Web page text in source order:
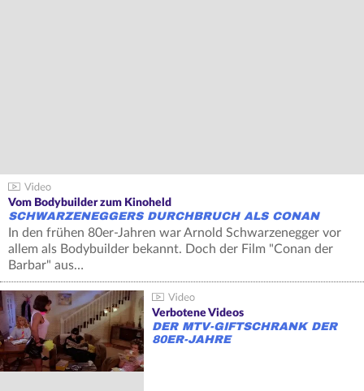
Vom Bodybuilder zum Kinoheld
SCHWARZENEGGERS DURCHBRUCH ALS CONAN
In den frühen 80er-Jahren war Arnold Schwarzenegger vor
allem als Bodybuilder bekannt. Doch der Film "Conan der
Barbar" aus…
Verbotene Videos
DER MTV-GIFTSCHRANK DER
80ER-JAHRE